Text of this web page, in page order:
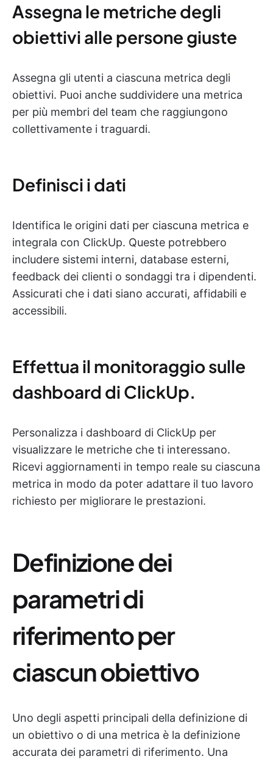
Assegna le metriche degli
obiettivi alle persone giuste
Assegna gli utenti a ciascuna metrica degli
obiettivi. Puoi anche suddividere una metrica
per più membri del team che raggiungono
collettivamente i traguardi.
Definisci i dati
Identifica le origini dati per ciascuna metrica e
integrala con ClickUp. Queste potrebbero
includere sistemi interni, database esterni,
feedback dei clienti o sondaggi tra i dipendenti.
Assicurati che i dati siano accurati, affidabili e
accessibili.
Effettua il monitoraggio sulle
dashboard di ClickUp.
Personalizza i dashboard di ClickUp per
visualizzare le metriche che ti interessano.
Ricevi aggiornamenti in tempo reale su ciascuna
metrica in modo da poter adattare il tuo lavoro
richiesto per migliorare le prestazioni.
Definizione dei
parametri di
riferimento per
ciascun obiettivo
Uno degli aspetti principali della definizione di
un obiettivo o di una metrica è la definizione
accurata dei parametri di riferimento. Una